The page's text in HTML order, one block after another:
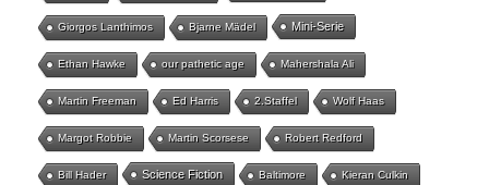
Giorgos Lanthimos Bjarne Mädel Mini-Serie
Ethan Hawke our pathetic age Mahershala Ali
Martin Freeman Ed Harris 2.Staffel Wolf Haas
Margot Robbie Martin Scorsese Robert Redford
Bill Hader Science Fiction Baltimore Kieran Culkin